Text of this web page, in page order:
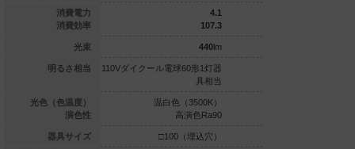
消費電力
消費効率
光束
明るさ相当
光色（色温度）
演色性
器具サイズ
7.3
86.3
電球100形1灯
色（2700K）
（埋込穴）
4.1
107.3
440lm
110Vダイクール電球60形1灯器
具相当
温白色（3500K）
高演色Ra90
□100（埋込穴）